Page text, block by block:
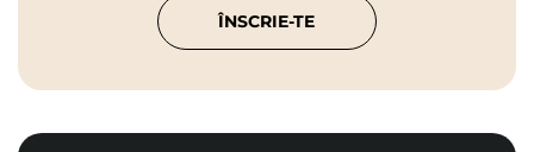
ÎNSCRIE-TE